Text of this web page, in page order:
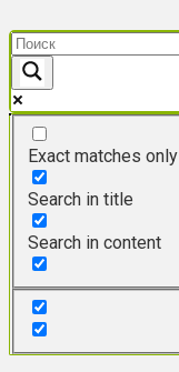
к
контенту
Exact matches only
Search in title
Search in content